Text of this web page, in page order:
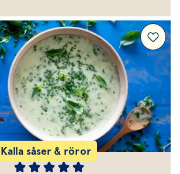
Kalla såser & röror